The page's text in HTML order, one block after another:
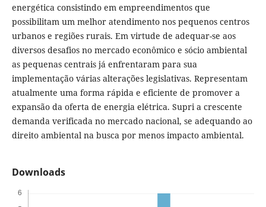
energética consistindo em empreendimentos que
possibilitam um melhor atendimento nos pequenos centros
urbanos e regiões rurais. Em virtude de adequar-se aos
diversos desafios no mercado econômico e sócio ambiental
as pequenas centrais já enfrentaram para sua
implementação várias alterações legislativas. Representam
atualmente uma forma rápida e eficiente de promover a
expansão da oferta de energia elétrica. Supri a crescente
demanda verificada no mercado nacional, se adequando ao
direito ambiental na busca por menos impacto ambiental.
Downloads